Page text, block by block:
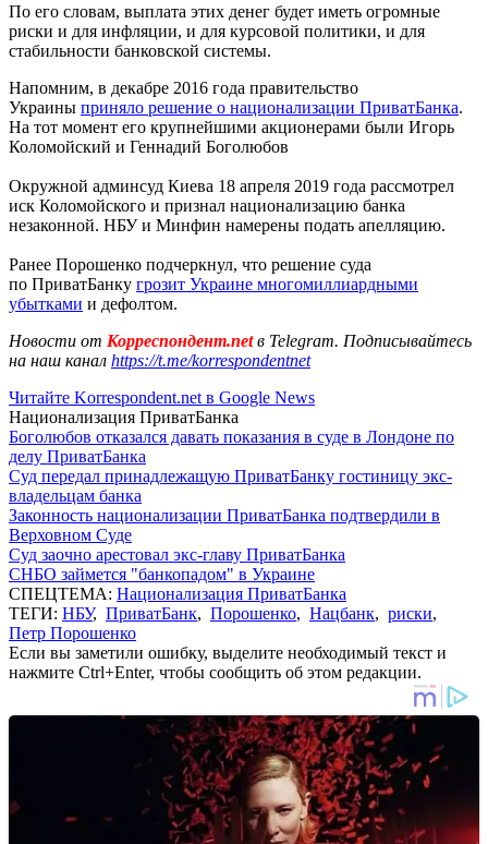
По его словам, выплата этих денег будет иметь огромные
риски и для инфляции, и для курсовой политики, и для
стабильности банковской системы.
Напомним, в декабре 2016 года правительство
Украины приняло решение о национализации ПриватБанка.
На тот момент его крупнейшими акционерами были Игорь
Коломойский и Геннадий Боголюбов
Окружной админсуд Киева 18 апреля 2019 года рассмотрел
иск Коломойского и признал национализацию банка
незаконной. НБУ и Минфин намерены подать апелляцию.
Ранее Порошенко подчеркнул, что решение суда
по ПриватБанку грозит Украине многомиллиардными
убытками и дефолтом.
Новости от Корреспондент.netв Telegram. Подписывайтесь
на наш канал https://t.me/korrespondentnet
Читайте Korrespondent.net в Google News
Национализация ПриватБанка
Боголюбов отказался давать показания в суде в Лондоне по
делу ПриватБанка
Суд передал принадлежащую ПриватБанку гостиницу экс-
владельцам банка
Законность национализации ПриватБанка подтвердили в
Верховном Суде
Суд заочно арестовал экс-главу ПриватБанка
СНБО займется "банкопадом" в Украине
СПЕЦТЕМА: Национализация ПриватБанка
ТЕГИ: НБУ, ПриватБанк, Порошенко, Нацбанк, риски,
Петр Порошенко
Если вы заметили ошибку, выделите необходимый текст и
нажмите Ctrl+Enter, чтобы сообщить об этом редакции.